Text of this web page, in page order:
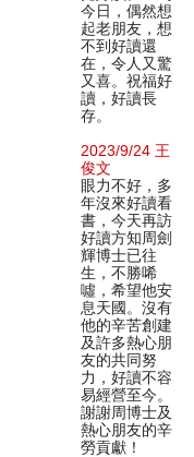
今日，偶然想
起老朋友，想
不到好讀還
在，令人又驚
又喜。祝福好
讀，好讀長
存。
2023/9/24 王
俊文
眼力不好，多
年沒來好讀看
書，今天再訪
好讀方知周劍
輝博士已往
生，不勝唏
噓，希望他安
息天國。沒有
他的辛苦創建
及許多熱心朋
友的共同努
力，好讀不容
易經營至今。
謝謝周博士及
熱心朋友的辛
勞貢獻！